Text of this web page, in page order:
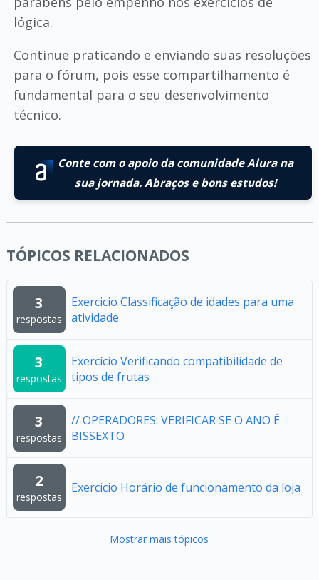
lógica.
Continue praticando e enviando suas resoluções
para o fórum, pois esse compartilhamento é
fundamental para o seu desenvolvimento
técnico.
Conte com o apoio da comunidade Alura na
sua jornada. Abraços e bons estudos!
TÓPICOS RELACIONADOS
3
respostas
Exercicio Classificação de idades para uma
atividade
3
respostas
Exercício Verificando compatibilidade de
tipos de frutas
3
respostas
// OPERADORES: VERIFICAR SE O ANO É
BISSEXTO
2
respostas
Exercicio Horário de funcionamento da loja
Mostrar mais tópicos